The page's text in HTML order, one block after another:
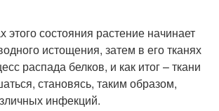
этого состояния растение начинает
истощения, затем в его тканях
распада белков, и как итог – ткани
становясь, таким образом,
инфекций.